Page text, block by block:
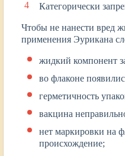
Категорически
Чтобы не нанести вред
применения Эурикана
жидкий компонент
во флаконе
герметичность
вакцина
нет маркировки на
происхождение;